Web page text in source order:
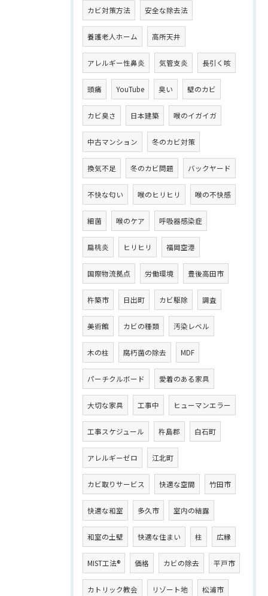
カビ対策方法 安全な除去法
養護老人ホーム 高所天井
アレルギー性鼻炎 気管支炎 長引く咳
頭痛 YouTube 臭い 壁のカビ
カビ臭さ 日本建築 喉のイガイガ
中古マンション 冬のカビ対策
換気不足 冬のカビ問題 バックヤード
不快な匂い 喉のヒリヒリ 喉の不快感
細菌 喉のケア 呼吸器感染症
扁桃炎 ヒリヒリ 福岡空港
国際物流拠点 労働環境 豊後高田市
杵築市 日出町 カビ駆除 調査
美術館 カビの種類 汚染レベル
木の柱 腐朽菌の除去 MDF
パーチクルボード 愛着のある家具
大切な家具 工事中 ヒューマンエラー
工事スケジュール 杵島郡 白石町
アレルギーゼロ 江北町
カビ取りサービス 快適な空間 竹田市
快適な和室 多久市 室内の結露
和室の土壁 快適な住まい 柱 広縁
MIST工法® 価格 カビの除去 平戸市
カトリック教会 リゾート地 松浦市